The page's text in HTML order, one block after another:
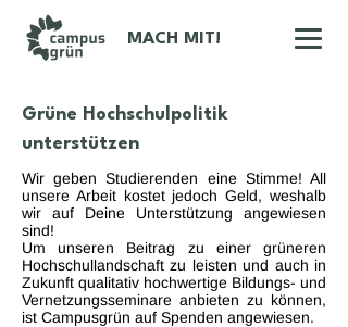
MACH MIT!
Grüne Hochschulpolitik
unterstützen
Wir geben Studierenden eine Stimme! All
unsere Arbeit kostet jedoch Geld, weshalb
wir auf Deine Unterstützung angewiesen
sind!
Um unseren Beitrag zu einer grüneren
Hochschullandschaft zu leisten und auch in
Zukunft qualitativ hochwertige Bildungs- und
Vernetzungsseminare anbieten zu können,
ist Campusgrün auf Spenden angewiesen.